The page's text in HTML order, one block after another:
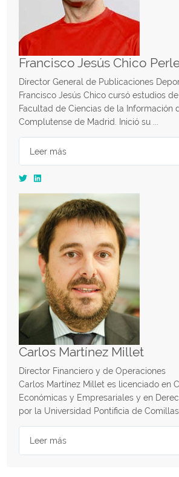
Francisco Jesús Chico
Director General de Publicaciones
Francisco Jesús Chico cursó estudios
Facultad de Ciencias de la Información
Complutense de Madrid. Inició su ...
Leer más
Carlos Martínez Millet
Director Financiero y de Operaciones
Carlos Martínez Millet es licenciado en
Económicas y Empresariales y en
por la Universidad Pontificia de Comillas
Leer más